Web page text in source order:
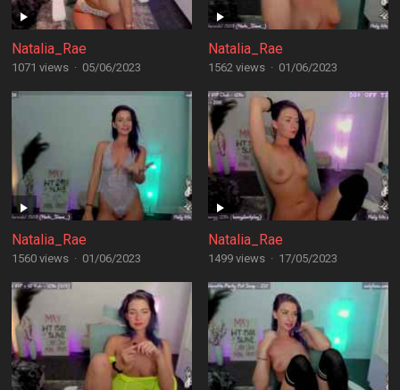
Natalia_Rae
1071 views · 05/06/2023
Natalia_Rae
1562 views · 01/06/2023
Natalia_Rae
1560 views · 01/06/2023
Natalia_Rae
1499 views · 17/05/2023